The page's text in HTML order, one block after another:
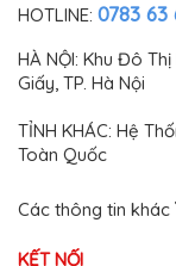
HOTLINE: 0783 63
HÀ NỘI: Khu Đô
Giấy, TP. Hà Nội
TỈNH KHÁC: Hệ
Toàn Quốc
Các thông tin khác
KẾT NỐI